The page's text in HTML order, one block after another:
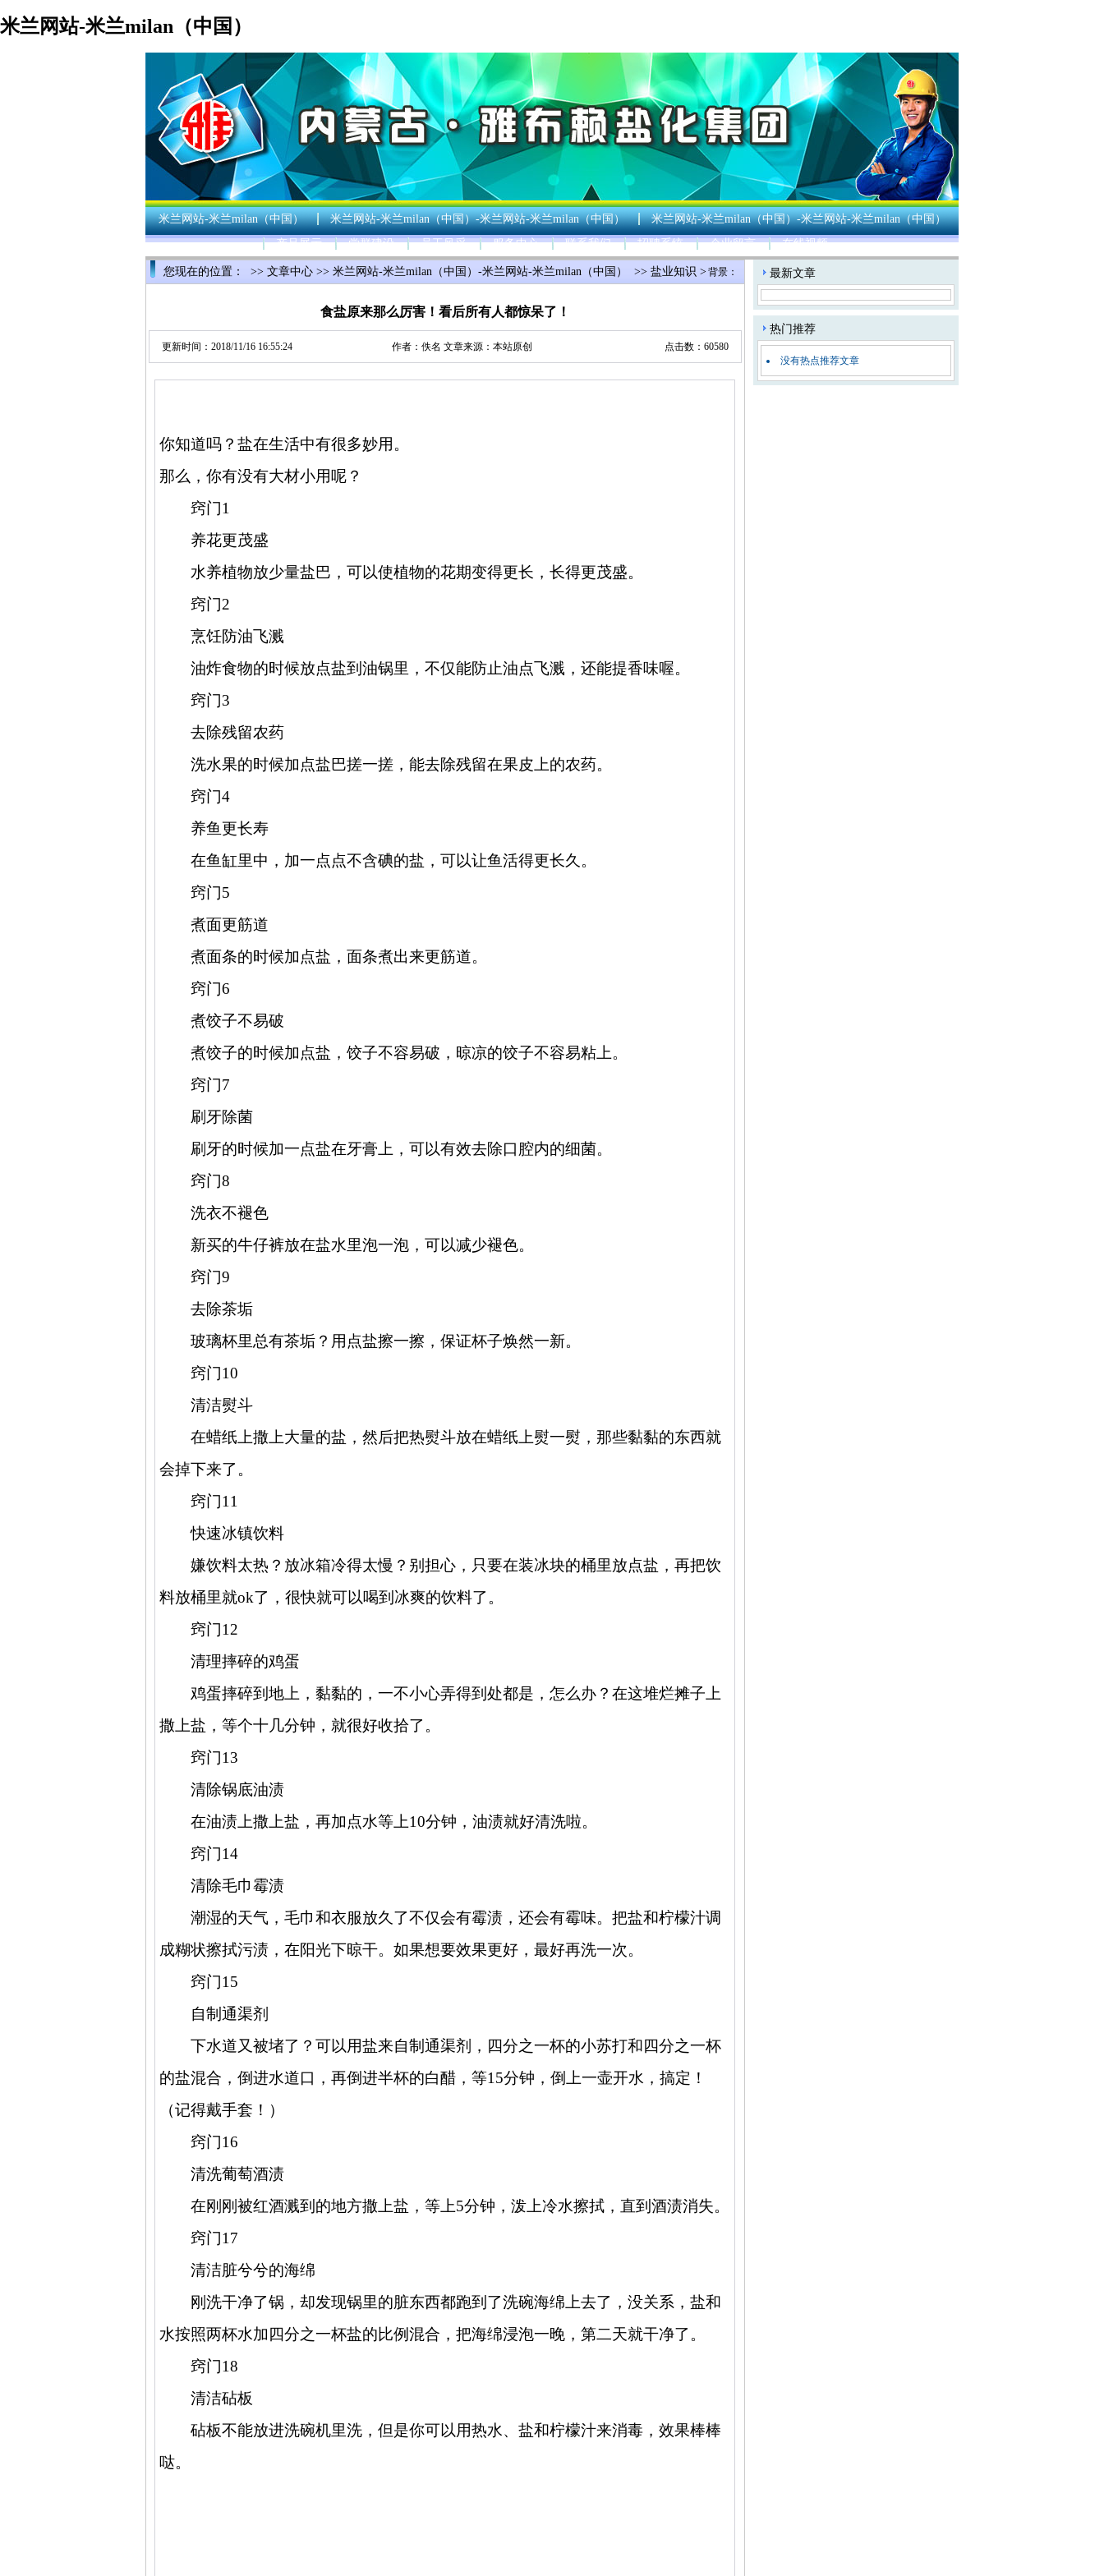
米兰网站-米兰milan（中国）
米兰网站-米兰milan（中国） 米兰网站-米兰milan（中国）-米兰网站-米兰milan（中国）
米兰网站-米兰milan（中国）-米兰网站-米兰milan（中国）
产品展示
党群建设 员工风采 服务中心 联系我们 招聘系统 企业留言 在线视频
背景：
您现在的位置： >> 文章中心 >> 米兰网站-米兰milan（中国）-米兰网站-米兰milan（中国） >> 盐业知识 >
食盐原来那么厉害！看后所有人都惊呆了！
更新时间：2018/11/16 16:55:24 作者：佚名 文章来源：本站原创 点击数：60580
你知道吗？盐在生活中有很多妙用。
那么，你有没有大材小用呢？
窍门1
养花更茂盛
水养植物放少量盐巴，可以使植物的花期变得更长，长得更茂盛。
窍门2
烹饪防油飞溅
油炸食物的时候放点盐到油锅里，不仅能防止油点飞溅，还能提香味喔。
窍门3
去除残留农药
洗水果的时候加点盐巴搓一搓，能去除残留在果皮上的农药。
窍门4
养鱼更长寿
在鱼缸里中，加一点点不含碘的盐，可以让鱼活得更长久。
窍门5
煮面更筋道
煮面条的时候加点盐，面条煮出来更筋道。
窍门6
煮饺子不易破
煮饺子的时候加点盐，饺子不容易破，晾凉的饺子不容易粘上。
窍门7
刷牙除菌
刷牙的时候加一点盐在牙膏上，可以有效去除口腔内的细菌。
窍门8
洗衣不褪色
新买的牛仔裤放在盐水里泡一泡，可以减少褪色。
窍门9
去除茶垢
玻璃杯里总有茶垢？用点盐擦一擦，保证杯子焕然一新。
窍门10
清洁熨斗
在蜡纸上撒上大量的盐，然后把热熨斗放在蜡纸上熨一熨，那些黏黏的东西就
会掉下来了。
窍门11
快速冰镇饮料
嫌饮料太热？放冰箱冷得太慢？别担心，只要在装冰块的桶里放点盐，再把饮
料放桶里就ok了，很快就可以喝到冰爽的饮料了。
窍门12
清理摔碎的鸡蛋
鸡蛋摔碎到地上，黏黏的，一不小心弄得到处都是，怎么办？在这堆烂摊子上
撒上盐，等个十几分钟，就很好收拾了。
窍门13
清除锅底油渍
在油渍上撒上盐，再加点水等上10分钟，油渍就好清洗啦。
窍门14
清除毛巾霉渍
潮湿的天气，毛巾和衣服放久了不仅会有霉渍，还会有霉味。把盐和柠檬汁调
成糊状擦拭污渍，在阳光下晾干。如果想要效果更好，最好再洗一次。
窍门15
自制通渠剂
下水道又被堵了？可以用盐来自制通渠剂，四分之一杯的小苏打和四分之一杯
的盐混合，倒进水道口，再倒进半杯的白醋，等15分钟，倒上一壶开水，搞定！
（记得戴手套！）
窍门16
清洗葡萄酒渍
在刚刚被红酒溅到的地方撒上盐，等上5分钟，泼上冷水擦拭，直到酒渍消失。
窍门17
清洁脏兮兮的海绵
刚洗干净了锅，却发现锅里的脏东西都跑到了洗碗海绵上去了，没关系，盐和
水按照两杯水加四分之一杯盐的比例混合，把海绵浸泡一晚，第二天就干净了。
窍门18
清洁砧板
砧板不能放进洗碗机里洗，但是你可以用热水、盐和柠檬汁来消毒，效果棒棒
哒。
最新文章
热门推荐
没有热点推荐文章